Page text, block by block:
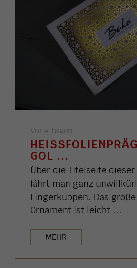
Vor 4 Tagen
OL ...
Über die Titelseite
fährt man ganz
Fingerkuppen. Das
Ornament ist leicht ...
MEHR